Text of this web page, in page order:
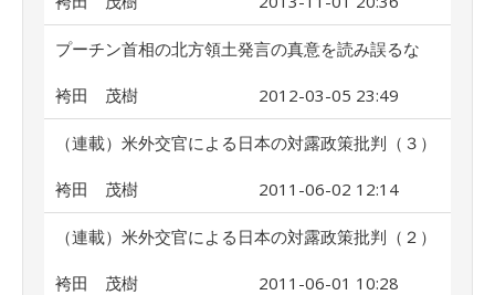
プーチン首相の北方領土発言の真意を読み誤るな
袴田 茂樹 2012-03-05 23:49
（連載）米外交官による日本の対露政策批判（３）
袴田 茂樹 2011-06-02 12:14
（連載）米外交官による日本の対露政策批判（２）
袴田 茂樹 2011-06-01 10:28